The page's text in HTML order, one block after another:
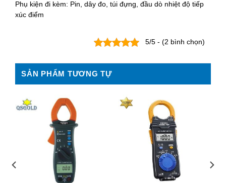
Phụ kiện đi kèm: Pin, dây đo, túi đựng, đầu dò nhiệt độ tiếp
xúc điểm
5/5 - (2 bình chọn)
SẢN PHẨM TƯƠNG TỰ